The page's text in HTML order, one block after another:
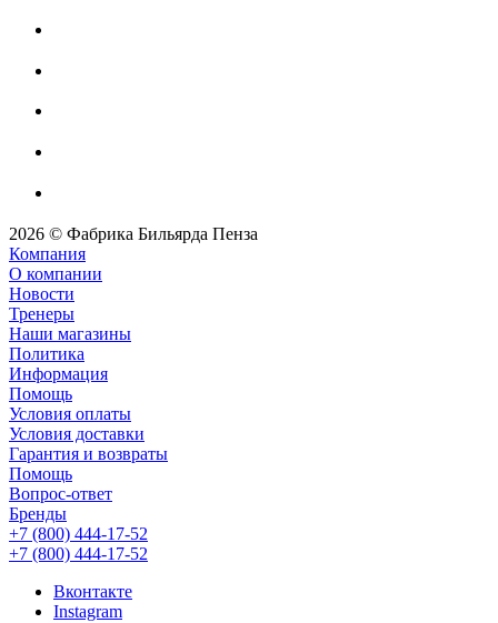
2026 © Фабрика Бильярда Пенза
Компания
О компании
Новости
Тренеры
Наши магазины
Политика
Информация
Помощь
Условия оплаты
Условия доставки
Гарантия и возвраты
Помощь
Вопрос-ответ
Бренды
+7 (800) 444-17-52
+7 (800) 444-17-52
Вконтакте
Instagram